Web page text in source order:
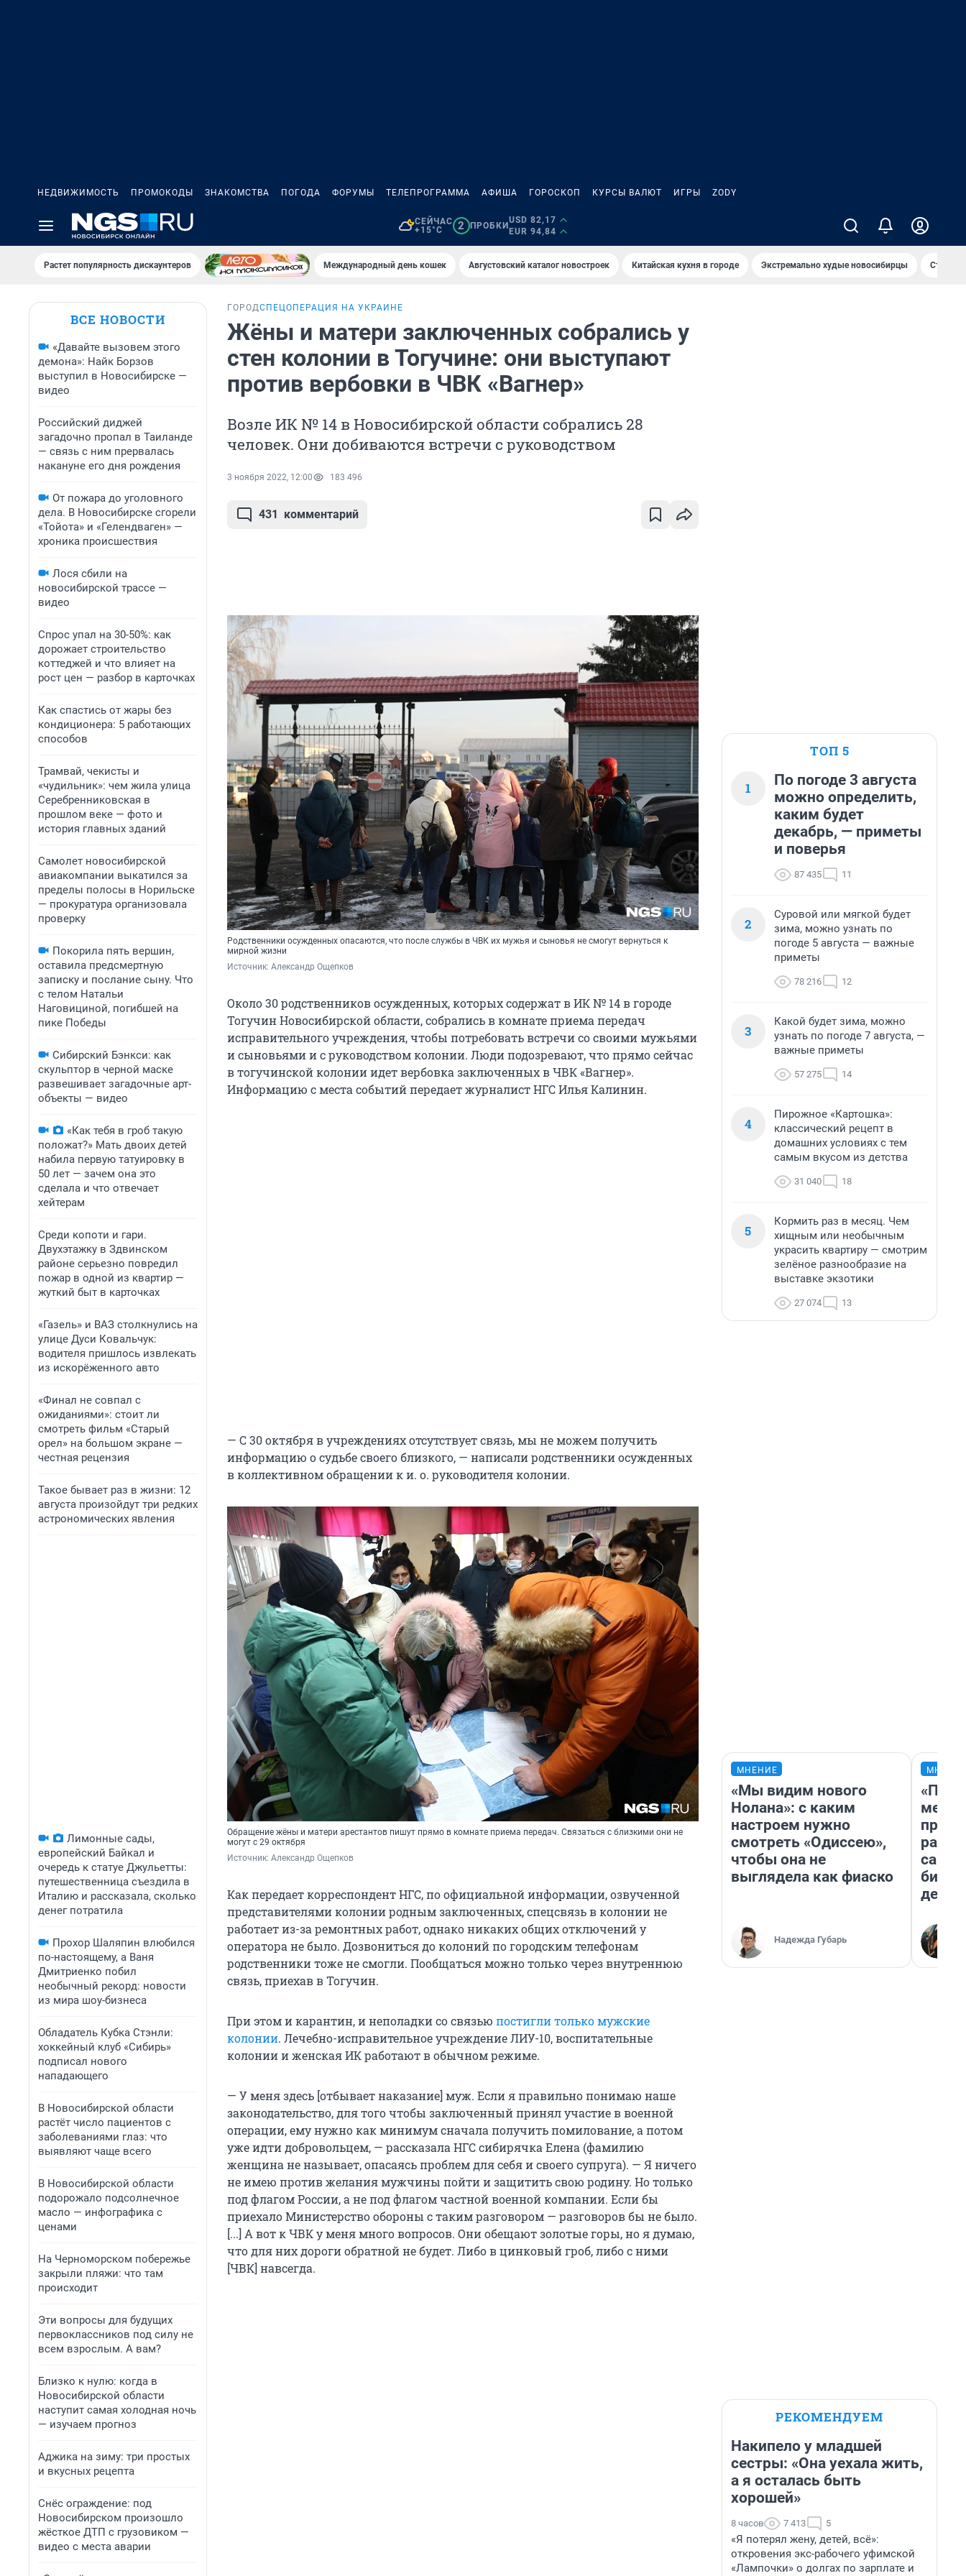
НЕДВИЖИМОСТЬ ПРОМОКОДЫ ЗНАКОМСТВА ПОГОДА ФОРУМЫ ТЕЛЕПРОГРАММА АФИША ГОРОСКОП КУРСЫ ВАЛЮТ ИГРЫ ZODY
СЕЙЧАС
+15°C
2 ПРОБКИ
USD 82,17
EUR 94,84
Растет популярность дискаунтеров Международный день кошек Августовский каталог новостроек Китайская кухня в городе Экстремально худые новосибирцы Старт
ВСЕ НОВОСТИ
«Давайте вызовем этого
демона»: Найк Борзов
выступил в Новосибирске —
видео
Российский диджей
загадочно пропал в Таиланде
— связь с ним прервалась
накануне его дня рождения
От пожара до уголовного
дела. В Новосибирске сгорели
«Тойота» и «Гелендваген» —
хроника происшествия
Лося сбили на
новосибирской трассе —
видео
Спрос упал на 30-50%: как
дорожает строительство
коттеджей и что влияет на
рост цен — разбор в карточках
Как спастись от жары без
кондиционера: 5 работающих
способов
Трамвай, чекисты и
«чудильник»: чем жила улица
Серебренниковская в
прошлом веке — фото и
история главных зданий
Самолет новосибирской
авиакомпании выкатился за
пределы полосы в Норильске
— прокуратура организовала
проверку
Покорила пять вершин,
оставила предсмертную
записку и послание сыну. Что
с телом Натальи
Наговициной, погибшей на
пике Победы
Сибирский Бэнкси: как
скульптор в черной маске
развешивает загадочные арт-
объекты — видео
«Как тебя в гроб такую
положат?» Мать двоих детей
набила первую татуировку в
50 лет — зачем она это
сделала и что отвечает
хейтерам
Среди копоти и гари.
Двухэтажку в Здвинском
районе серьезно повредил
пожар в одной из квартир —
жуткий быт в карточках
«Газель» и ВАЗ столкнулись на
улице Дуси Ковальчук:
водителя пришлось извлекать
из искорёженного авто
«Финал не совпал с
ожиданиями»: стоит ли
смотреть фильм «Старый
орел» на большом экране —
честная рецензия
Такое бывает раз в жизни: 12
августа произойдут три редких
астрономических явления
Лимонные сады,
европейский Байкал и
очередь к статуе Джульетты:
путешественница съездила в
Италию и рассказала, сколько
денег потратила
Прохор Шаляпин влюбился
по-настоящему, а Ваня
Дмитриенко побил
необычный рекорд: новости
из мира шоу-бизнеса
Обладатель Кубка Стэнли:
хоккейный клуб «Сибирь»
подписал нового
нападающего
В Новосибирской области
растёт число пациентов с
заболеваниями глаз: что
выявляют чаще всего
В Новосибирской области
подорожало подсолнечное
масло — инфографика с
ценами
На Черноморском побережье
закрыли пляжи: что там
происходит
Эти вопросы для будущих
первоклассников под силу не
всем взрослым. А вам?
Близко к нулю: когда в
Новосибирской области
наступит самая холодная ночь
— изучаем прогноз
Аджика на зиму: три простых
и вкусных рецепта
Снёс ограждение: под
Новосибирском произошло
жёсткое ДТП с грузовиком —
видео с места аварии
ГОРОДСПЕЦОПЕРАЦИЯ НА УКРАИНЕ
Жёны и матери заключенных собрались у
стен колонии в Тогучине: они выступают
против вербовки в ЧВК «Вагнер»
Возле ИК № 14 в Новосибирской области собрались 28
человек. Они добиваются встречи с руководством
3 ноября 2022, 12:00 183 496
431 комментарий
Родственники осужденных опасаются, что после службы в ЧВК их мужья и сыновья не смогут вернуться к
мирной жизни
Источник: Александр Ощепков
Около 30 родственников осужденных, которых содержат в ИК № 14 в городе
Тогучин Новосибирской области, собрались в комнате приема передач
исправительного учреждения, чтобы потребовать встречи со своими мужьями
и сыновьями и с руководством колонии. Люди подозревают, что прямо сейчас
в тогучинской колонии идет вербовка заключенных в ЧВК «Вагнер».
Информацию с места событий передает журналист НГС Илья Калинин.
— С 30 октября в учреждениях отсутствует связь, мы не можем получить
информацию о судьбе своего близкого, — написали родственники осужденных
в коллективном обращении к и. о. руководителя колонии.
Обращение жёны и матери арестантов пишут прямо в комнате приема передач. Связаться с близкими они не
могут с 29 октября
Источник: Александр Ощепков
Как передает корреспондент НГС, по официальной информации, озвученной
представителями колонии родным заключенных, спецсвязь в колонии не
работает из-за ремонтных работ, однако никаких общих отключений у
оператора не было. Дозвониться до колоний по городским телефонам
родственники тоже не смогли. Пообщаться можно только через внутреннюю
связь, приехав в Тогучин.
При этом и карантин, и неполадки со связью постигли только мужские
колонии. Лечебно-исправительное учреждение ЛИУ-10, воспитательные
колонии и женская ИК работают в обычном режиме.
— У меня здесь [отбывает наказание] муж. Если я правильно понимаю наше
законодательство, для того чтобы заключенный принял участие в военной
операции, ему нужно как минимум сначала получить помилование, а потом
уже идти добровольцем, — рассказала НГС сибирячка Елена (фамилию
женщина не называет, опасаясь проблем для себя и своего супруга). — Я ничего
не имею против желания мужчины пойти и защитить свою родину. Но только
под флагом России, а не под флагом частной военной компании. Если бы
приехало Министерство обороны с таким разговором — разговоров бы не было.
[...] А вот к ЧВК у меня много вопросов. Они обещают золотые горы, но я думаю,
что для них дороги обратной не будет. Либо в цинковый гроб, либо с ними
[ЧВК] навсегда.
ТОП 5
1
По погоде 3 августа
можно определить,
каким будет
декабрь, — приметы
и поверья
87 435 11
2
Суровой или мягкой будет
зима, можно узнать по
погоде 5 августа — важные
приметы
78 216 12
3
Какой будет зима, можно
узнать по погоде 7 августа, —
важные приметы
57 275 14
4
Пирожное «Картошка»:
классический рецепт в
домашних условиях с тем
самым вкусом из детства
31 040 18
5
Кормить раз в месяц. Чем
хищным или необычным
украсить квартиру — смотрим
зелёное разнообразие на
выставке экзотики
27 074 13
МНЕНИЕ
«Мы видим нового
Нолана»: с каким
настроем нужно
смотреть «Одиссею»,
чтобы она не
выглядела как фиаско
Надежда Губарь
РЕКОМЕНДУЕМ
Накипело у младшей
сестры: «Она уехала жить,
а я осталась быть
хорошей»
8 часов 7 413 5
«Я потерял жену, детей, всё»:
откровения экс-рабочего уфимской
«Лампочки» о долгах по зарплате и